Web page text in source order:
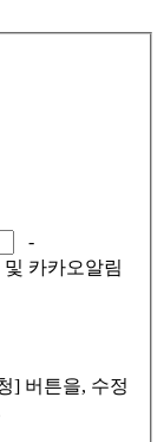
-
및 카카오알림
] 버튼을, 수정